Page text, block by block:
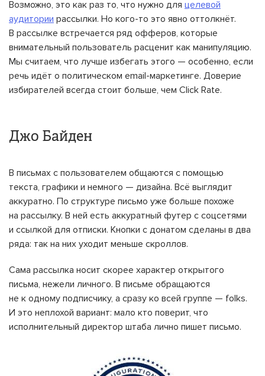
Возможно, это как раз то, что нужно для целевой
аудитории рассылки. Но кого-то это явно оттолкнёт.
В рассылке встречается ряд офферов, которые
внимательный пользователь расценит как манипуляцию.
Мы считаем, что лучше избегать этого — особенно, если
речь идёт о политическом email-маркетинге. Доверие
избирателей всегда стоит больше, чем Click Rate.
Джо Байден
В письмах с пользователем общаются с помощью
текста, графики и немного — дизайна. Всё выглядит
аккуратно. По структуре письмо уже больше похоже
на рассылку. В ней есть аккуратный футер с соцсетями
и ссылкой для отписки. Кнопки с донатом сделаны в два
ряда: так на них уходит меньше скроллов.
Сама рассылка носит скорее характер открытого
письма, нежели личного. В письме обращаются
не к одному подписчику, а сразу ко всей группе — folks.
И это неплохой вариант: мало кто поверит, что
исполнительный директор штаба лично пишет письмо.